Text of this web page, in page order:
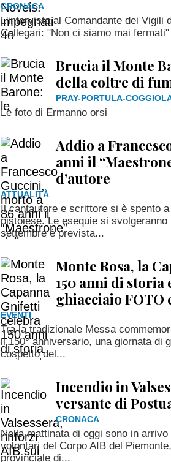
CRONACA
L'intervista al Comandante dei Vigili
Callegari: "Non ci siamo mai fermati"
Brucia il Monte
della coltre di
PRAY-PORTULA-
Le foto di Ermanno orsi
Addio a
anni il
d’autore
ATTUALITÀ
Il cantautore e scrittore si è spento a
pistoiese. Le esequie si
settembre è prevista...
Monte Rosa, la
150 anni di
ghiacciaio FOTO
EVENTI
Tra la tradizionale Messa
il 150° anniversario, una giornata di
cospetto del...
Incendio in
versante di
CRONACA
Nella mattinata di oggi sono in
volontari del Corpo AIB del
provinciale di...